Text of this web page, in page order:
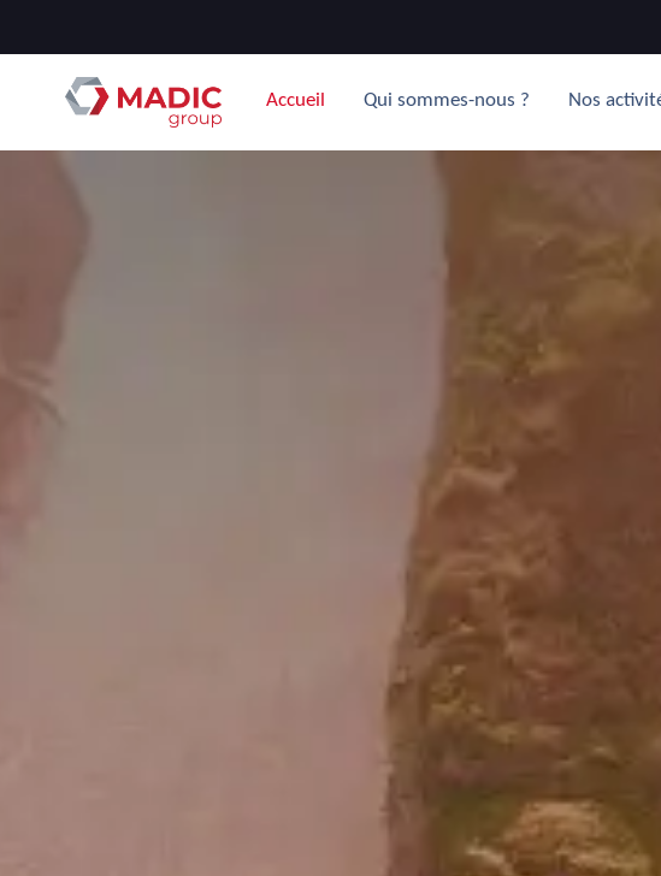
Accueil Qui sommes-nous ? Nos